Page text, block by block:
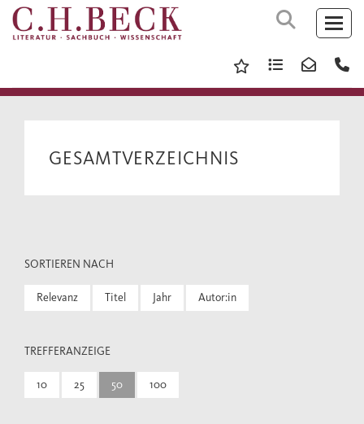
GESAMTVERZEICHNIS
SORTIEREN NACH
Relevanz Titel Jahr Autor:in
TREFFERANZEIGE
10 25 50 100